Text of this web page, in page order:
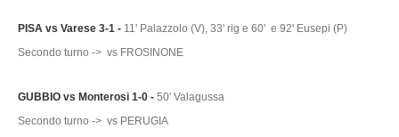
PISA vs Varese 3-1 - 11' Palazzolo (V), 33' rig e 60' e 92' Eusepi (P)
Secondo turno -> vs FROSINONE
GUBBIO vs Monterosi 1-0 - 50' Valagussa
Secondo turno -> vs PERUGIA